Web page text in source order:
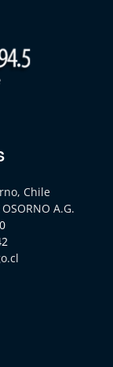
Chile
A.G.